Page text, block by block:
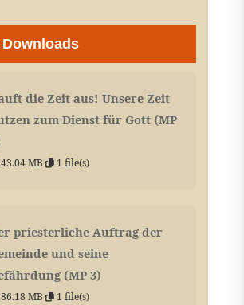
Downloads
die Zeit aus! Unsere Zeit
zum Dienst für Gott (MP
MB 1 file(s)
priesterliche Auftrag der
und seine
(MP 3)
MB 1 file(s)